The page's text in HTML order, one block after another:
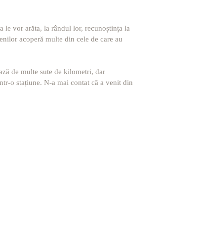
le vor arăta, la rândul lor, recunoștința la
acoperă multe din cele de care au
de multe sute de kilometri, dar
o stațiune. N-a mai contat că a venit din